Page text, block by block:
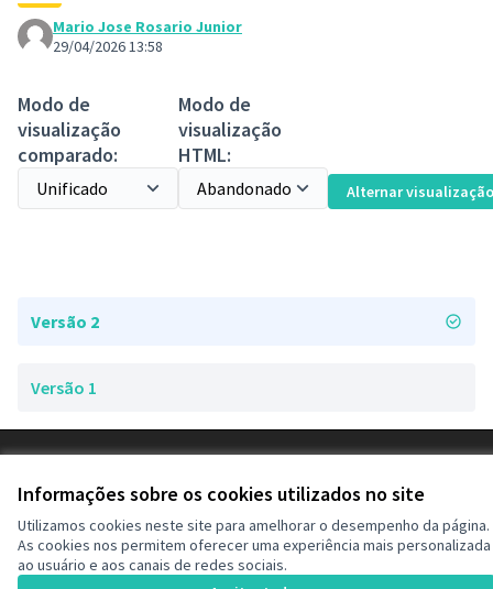
Informações sobre os cookies utilizados no site
Utilizamos cookies neste site para amelhorar o desempenho da página.
As cookies nos permitem oferecer uma experiência mais personalizada
ao usuário e aos canais de redes sociais.
Mario Jose Rosario Junior
29/04/2026 13:58
Modo de
visualização
comparado:
Modo de
visualização
HTML:
Alternar visualização
Versão 2
Versão 1
Configurações de cookies
Decide Contagem no Instagram
(Link externo)